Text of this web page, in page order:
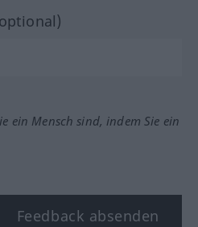
ein Mensch sind, indem Sie ein
Feedback absenden